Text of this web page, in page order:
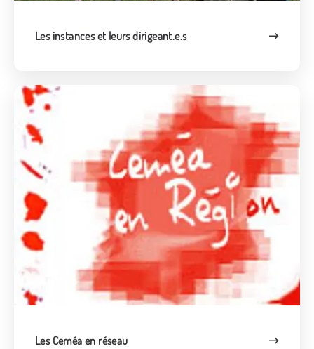
Les instances et leurs dirigeant.e.s
Les Ceméa en réseau